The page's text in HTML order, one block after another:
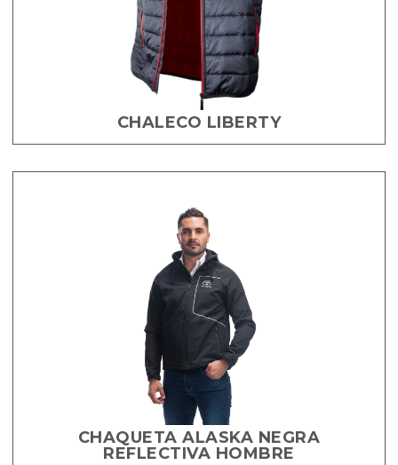
CHALECO LIBERTY
CHAQUETA ALASKA NEGRA
REFLECTIVA HOMBRE